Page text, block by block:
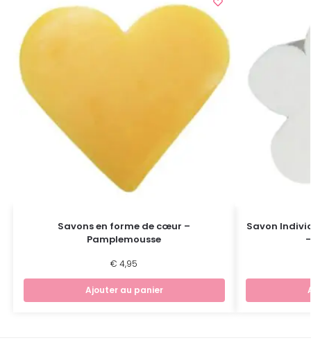
Savons en forme de cœur –
Pamplemousse
€ 4,95
Ajouter au panier
Savon